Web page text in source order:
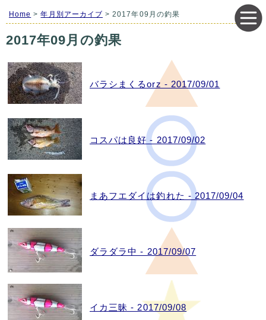
Home >年月別アーカイブ > 2017年09月の釣果
2017年09月の釣果
バラシまくるorz - 2017/09/01
コスパは良好 - 2017/09/02
まあフエダイは釣れた - 2017/09/04
ダラダラ中 - 2017/09/07
イカ三昧 - 2017/09/08